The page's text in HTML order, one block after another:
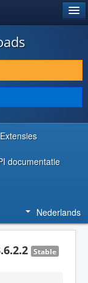
Extensies
documentatie
Nederlands
Stable